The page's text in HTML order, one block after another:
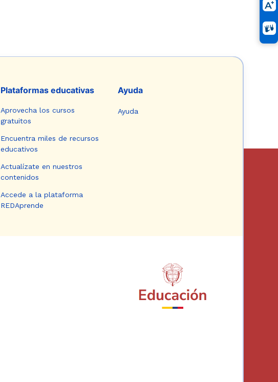
Plataformas educativas
Aprovecha los cursos
gratuitos
Encuentra miles de recursos
educativos
Actualízate en nuestros
contenidos
Accede a la plataforma
REDAprende
Ayuda
Ayuda